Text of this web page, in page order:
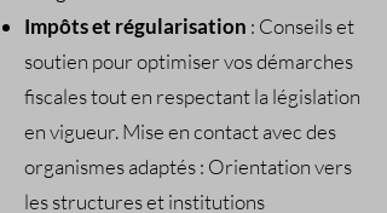
Impôts et régularisation : Conseils et
soutien pour optimiser vos démarches
fiscales tout en respectant la législation
en vigueur. Mise en contact avec des
organismes adaptés : Orientation vers
les structures et institutions